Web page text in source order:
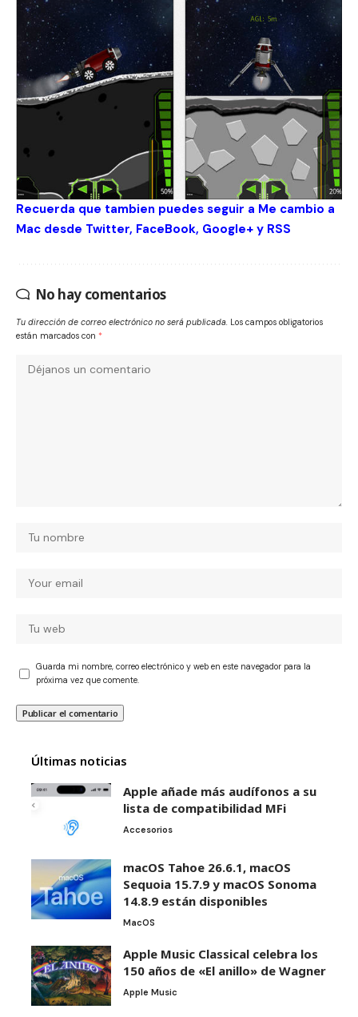
Recuerda que tambien puedes seguir a Me cambio a
Mac desde Twitter, FaceBook, Google+ y RSS
No hay comentarios
Tu dirección de correo electrónico no será publicada. Los campos obligatorios
están marcados con *
Guarda mi nombre, correo electrónico y web en este navegador para la
próxima vez que comente.
Últimas noticias
Apple añade más audífonos a su
lista de compatibilidad MFi
Accesorios
macOS Tahoe 26.6.1, macOS
Sequoia 15.7.9 y macOS Sonoma
14.8.9 están disponibles
MacOS
Apple Music Classical celebra los
150 años de «El anillo» de Wagner
Apple Music